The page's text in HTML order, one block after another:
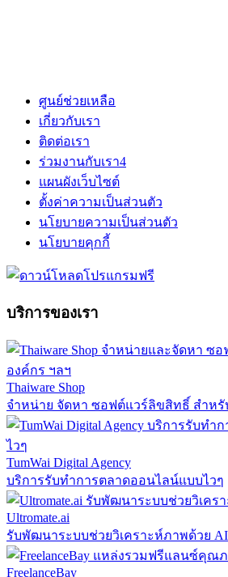
ศูนย์ช่วยเหลือ
เกี่ยวกับเรา
ติดต่อเรา
ร่วมงานกับเรา4
แผนผังเว็บไซต์
ตั้งค่าความเป็นส่วนตัว
นโยบายความเป็นส่วนตัว
นโยบายคุกกี้
บริการของเรา
Thaiware Shop
จำหน่าย จัดหา ซอฟต์แวร์ลิขสิทธิ์ สำหรั
TumWai Digital Agency
บริการรับทำการตลาดออนไลน์แบบไวๆ
Ultromate.ai
รับพัฒนาระบบช่วยวิเคราะห์ภาพด้วย AI
FreelanceBay